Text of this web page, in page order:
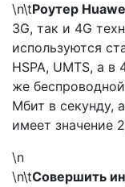
\n\tРоутер
3G, так и 4G
используются
HSPA, UMTS, а
же
Мбит в секунду,
имеет значение
\n
\n\tСовершить